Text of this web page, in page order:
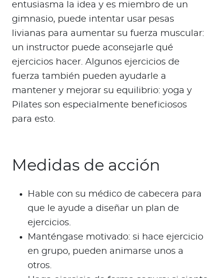
entusiasma la idea y es miembro de un
gimnasio, puede intentar usar pesas
livianas para aumentar su fuerza muscular:
un instructor puede aconsejarle qué
ejercicios hacer. Algunos ejercicios de
fuerza también pueden ayudarle a
mantener y mejorar su equilibrio: yoga y
Pilates son especialmente beneficiosos
para esto.
Medidas de acción
Hable con su médico de cabecera para
que le ayude a diseñar un plan de
ejercicios.
Manténgase motivado: si hace ejercicio
en grupo, pueden animarse unos a
otros.